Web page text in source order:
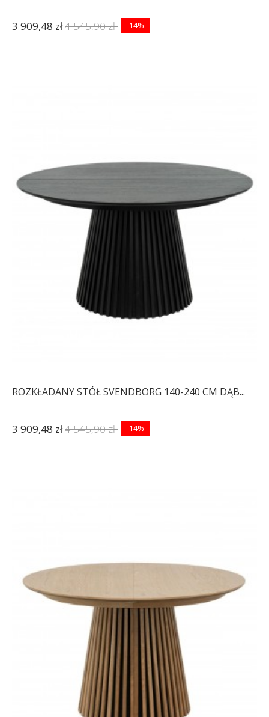
3 909,48 zł4 545,90 zł -14%
ROZKŁADANY STÓŁ SVENDBORG 140-240 CM DĄB...
3 909,48 zł4 545,90 zł -14%